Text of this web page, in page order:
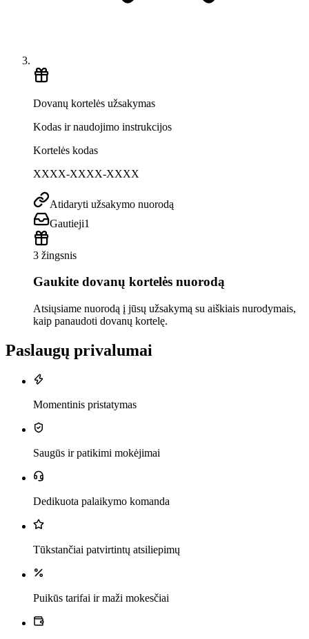
Dovanų kortelės užsakymas
Kodas ir naudojimo instrukcijos
Kortelės kodas
XXXX-XXXX-XXXX
Atidaryti užsakymo nuorodą
Gautieji1
3 žingsnis
Gaukite dovanų kortelės nuorodą
Atsiųsiame nuorodą į jūsų užsakymą su aiškiais nurodymais,
kaip panaudoti dovanų kortelę.
Paslaugų privalumai
Momentinis pristatymas
Saugūs ir patikimi mokėjimai
Dedikuota palaikymo komanda
Tūkstančiai patvirtintų atsiliepimų
Puikūs tarifai ir maži mokesčiai